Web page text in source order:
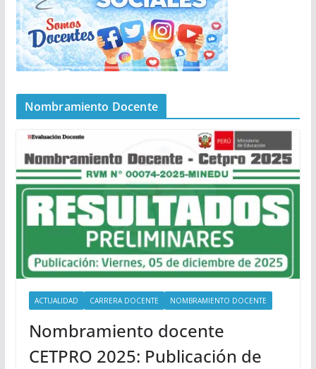
Nombramiento Docente
ACTUALIDAD CARRERA DOCENTE NOMBRAMIENTO DOCENTE
Nombramiento docente
CETPRO 2025: Publicación de